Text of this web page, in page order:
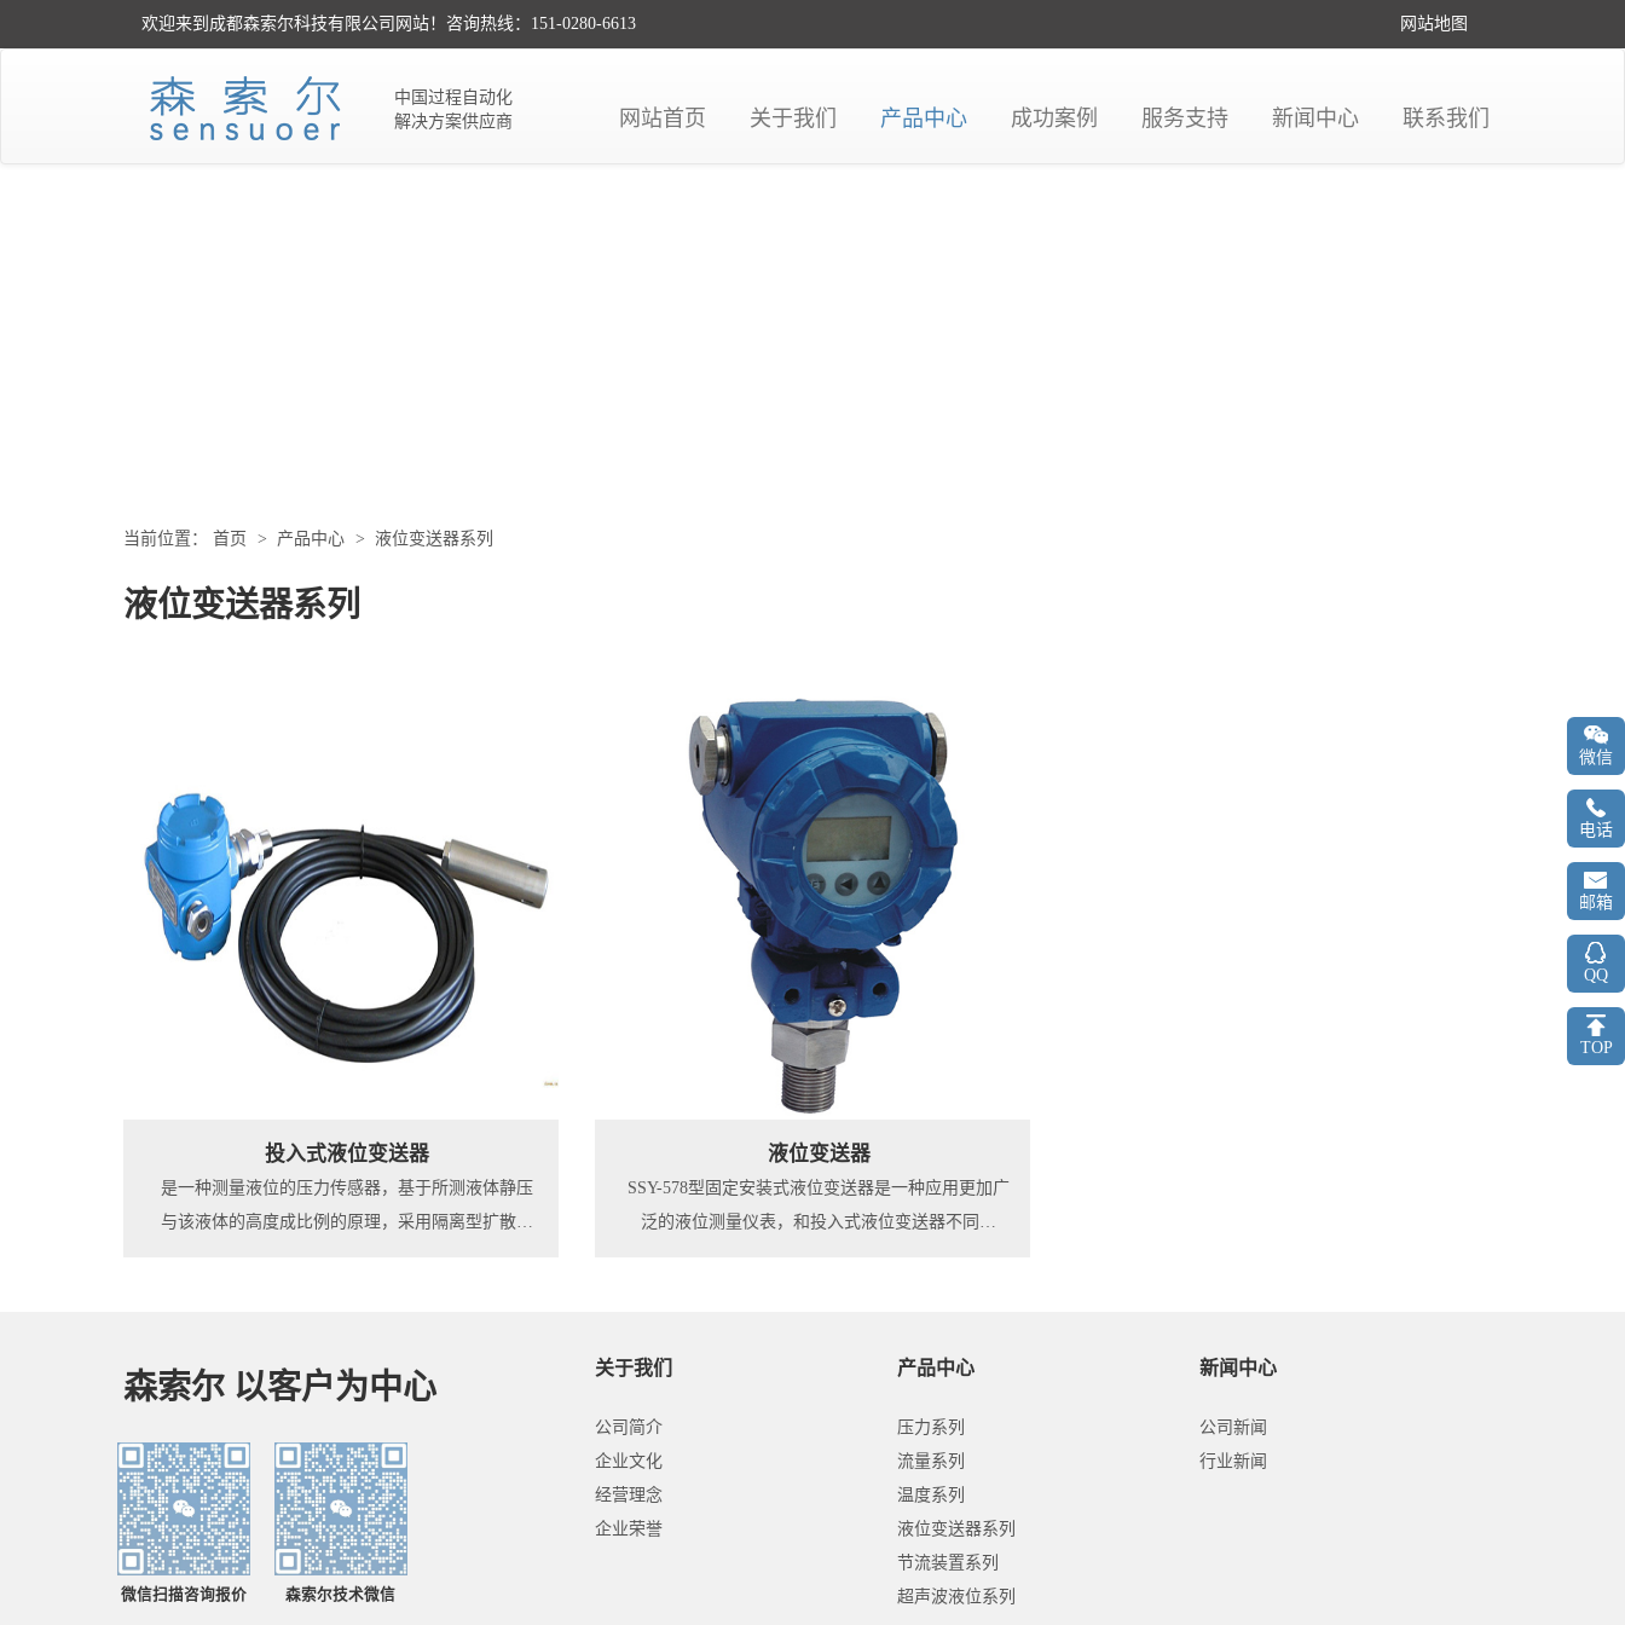
欢迎来到成都森索尔科技有限公司网站！咨询热线：151-0280-6613 网站地图
中国过程自动化
解决方案供应商
网站首页 关于我们 产品中心 成功案例 服务支持 新闻中心 联系我们
当前位置： 首页 > 产品中心 > 液位变送器系列
液位变送器系列
投入式液位变送器
是一种测量液位的压力传感器，基于所测液体静压
与该液体的高度成比例的原理，采用隔离型扩散硅
测量。
液位变送器
SSY-578型固定安装式液位变送器是一种应用更加广
泛的液位测量仪表，和投入式液位变送器不同的
拥有更高的防护等级，可用于多种应用场合，高亮
时，这款液位变送器带有标配的4-20mA电流输出，
更可选配modbus，hart协议等等。
森索尔 以客户为中心
微信扫描咨询报价 森索尔技术微信
关于我们
公司简介
企业文化
经营理念
企业荣誉
产品中心
压力系列
流量系列
温度系列
液位变送器系列
节流装置系列
超声波液位系列
新闻中心
公司新闻
行业新闻
微信
电话
邮箱
QQ
TOP